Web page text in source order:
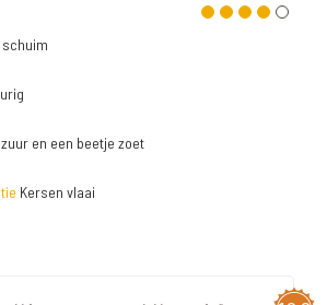
schuim
en een beetje zoet
Kersen vlaai